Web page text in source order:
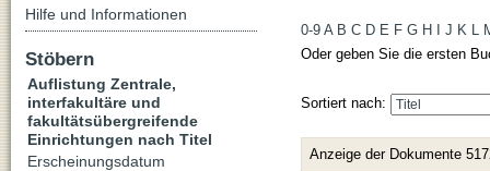
0-9 A B C D E F G H J K L
Oder geben Sie die ersten
Sortiert nach:
Anzeige der Dokumente
Hilfe und Informationen
Stöbern
Auflistung Zentrale,
interfakultäre und
fakultätsübergreifende
Einrichtungen nach Titel
Erscheinungsdatum